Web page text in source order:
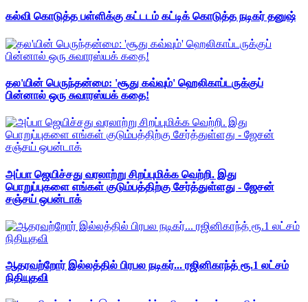
கல்வி கொடுத்த பள்ளிக்கு கட்டடம் கட்டிக் கொடுத்த நடிகர் தனுஷ்
தல'யின் பெருந்தன்மை: 'சூது கவ்வும்' ஹெலிகாப்டருக்குப்
பின்னால் ஒரு சுவாரஸ்யக் கதை!
அப்பா ஜெயிச்சது வரலாற்று சிறப்புமிக்க வெற்றி. இது
பொறுப்புகளை எங்கள் குடும்பத்திற்கு சேர்த்துள்ளது - ஜேசன்
சஞ்சய் ஒபன்டாக்
ஆதரவற்றோர் இல்லத்தில் பிரபல நடிகர்... ரஜினிகாந்த் ரூ.1 லட்சம்
நிதியுதவி